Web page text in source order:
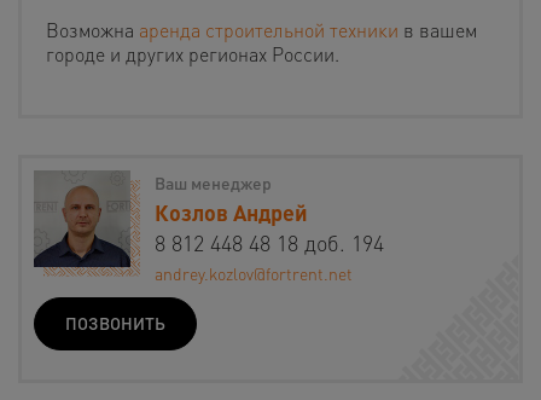
Возможна аренда строительной техники в вашем
городе и других регионах России.
Ваш менеджер
Козлов Андрей
8 812 448 48 18 доб. 194
andrey.kozlov@fortrent.net
ПОЗВОНИТЬ